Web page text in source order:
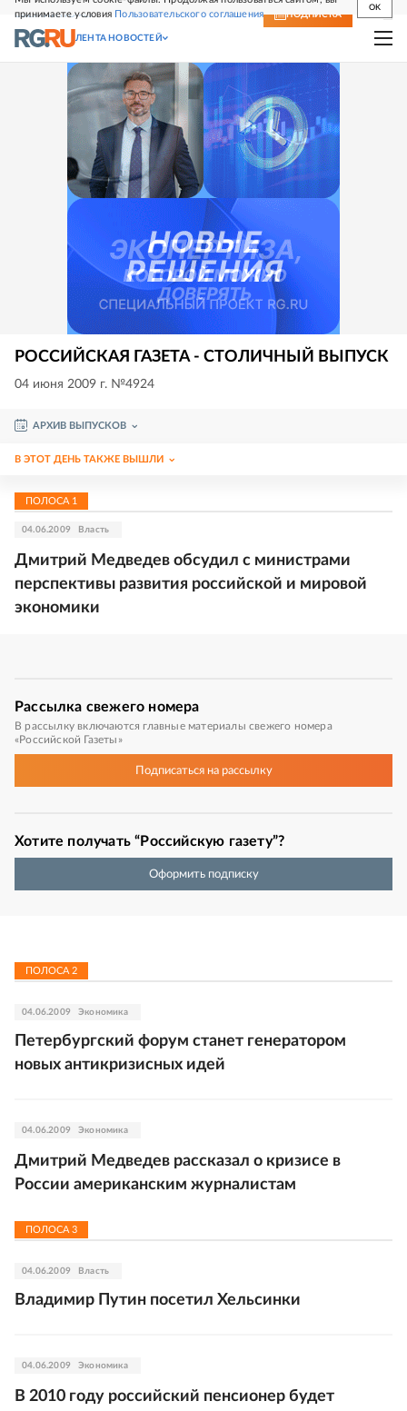
принимаете условия Пользовательского соглашения
OK
СВЕЖИЙ НОМЕР ПОДПИСКА
ЛЕНТА НОВОСТЕЙ
РОССИЙСКАЯ ГАЗЕТА - СТОЛИЧНЫЙ ВЫПУСК
04 июня 2009 г. №4924
АРХИВ ВЫПУСКОВ
В ЭТОТ ДЕНЬ ТАКЖЕ ВЫШЛИ
ПОЛОСА 1
04.06.2009 Власть
Дмитрий Медведев обсудил с министрами
перспективы развития российской и мировой
экономики
Рассылка свежего номера
В рассылку включаются главные материалы свежего номера
«Российской Газеты»
Подписатьсяна рассылку
Хотите получать “Российскую газету”?
Оформить подписку
ПОЛОСА 2
04.06.2009 Экономика
Петербургский форум станет генератором
новых антикризисных идей
04.06.2009 Экономика
Дмитрий Медведев рассказал о кризисе в
России американским журналистам
ПОЛОСА 3
04.06.2009 Власть
Владимир Путин посетил Хельсинки
04.06.2009 Экономика
В 2010 году российский пенсионер будет